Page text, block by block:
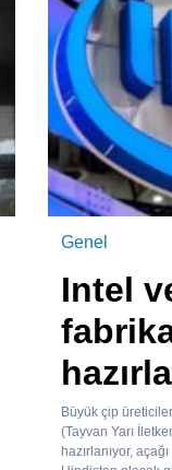
Genel
Intel
Büyük çip
(Tayvan Yarı
hazırlanıyor,